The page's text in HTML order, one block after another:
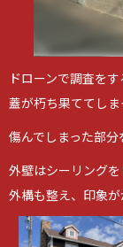
ドローンで調査を
蓋が朽ち果ててしま
傷んでしまった部分
外壁はシーリングを
外構も整え、印象